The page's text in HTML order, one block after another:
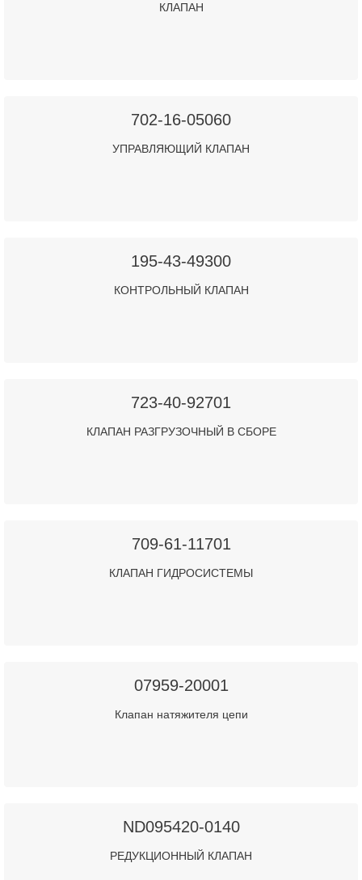
КЛАПАН
702-16-05060
УПРАВЛЯЮЩИЙ КЛАПАН
195-43-49300
КОНТРОЛЬНЫЙ КЛАПАН
723-40-92701
КЛАПАН РАЗГРУЗОЧНЫЙ В СБОРЕ
709-61-11701
КЛАПАН ГИДРОСИСТЕМЫ
07959-20001
Клапан натяжителя цепи
ND095420-0140
РЕДУКЦИОННЫЙ КЛАПАН